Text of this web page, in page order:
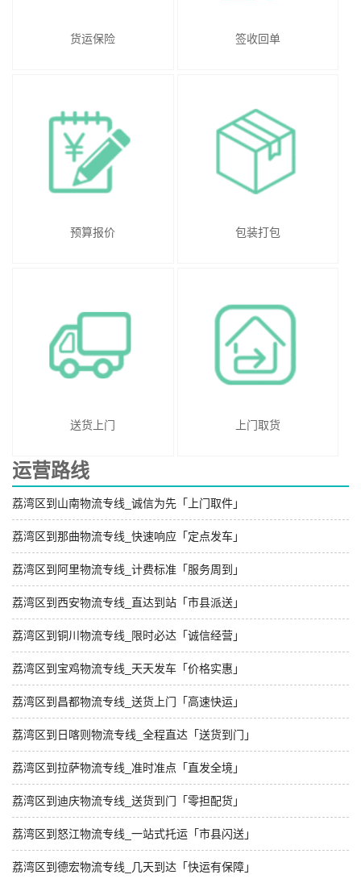
货运保险 签收回单
预算报价 包装打包
送货上门 上门取货
运营路线
荔湾区到山南物流专线_诚信为先「上门取件」
荔湾区到那曲物流专线_快速响应「定点发车」
荔湾区到阿里物流专线_计费标准「服务周到」
荔湾区到西安物流专线_直达到站「市县派送」
荔湾区到铜川物流专线_限时必达「诚信经营」
荔湾区到宝鸡物流专线_天天发车「价格实惠」
荔湾区到昌都物流专线_送货上门「高速快运」
荔湾区到日喀则物流专线_全程直达「送货到门」
荔湾区到拉萨物流专线_准时准点「直发全境」
荔湾区到迪庆物流专线_送货到门「零担配货」
荔湾区到怒江物流专线_一站式托运「市县闪送」
荔湾区到德宏物流专线_几天到达「快运有保障」